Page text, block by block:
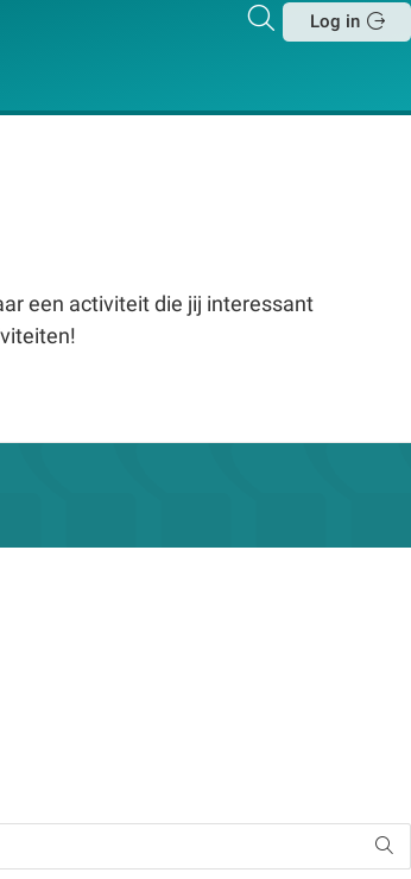
Zoeken
Log in
een activiteit die jij interessant